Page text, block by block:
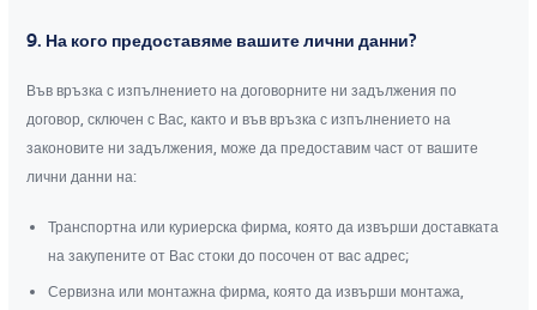
9. На кого предоставяме вашите лични данни?
Във връзка с изпълнението на договорните ни задължения по
договор, сключен с Вас, както и във връзка с изпълнението на
законовите ни задължения, може да предоставим част от вашите
лични данни на:
Транспортна или куриерска фирма, която да извърши доставката
на закупените от Вас стоки до посочен от вас адрес;
Сервизна или монтажна фирма, която да извърши монтажа,